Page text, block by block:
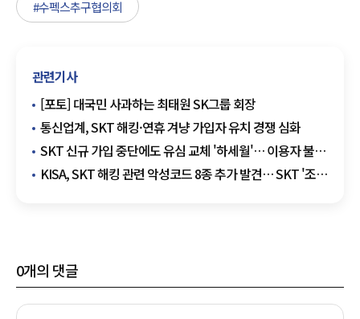
#수펙스추구협의회
관련기사
[포토] 대국민 사과하는 최태원 SK그룹 회장
통신업계, SKT 해킹·연휴 겨냥 가입자 유치 경쟁 심화
SKT 신규 가입 중단에도 유심 교체 '하세월'… 이용자 불만
고조
KISA, SKT 해킹 관련 악성코드 8종 추가 발견… SKT '조사
0개의 댓글